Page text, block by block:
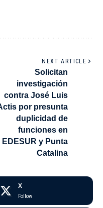
NEXT ARTICLE
Solicitan
investigación
contra José Luis
por presunta
duplicidad de
funciones en
EDESUR y Punta
Catalina
X
Follow